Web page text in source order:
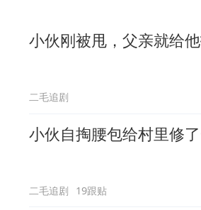
乐享全民
小伙刚被甩，父亲就给
二毛追剧
小伙自掏腰包给村里修
二毛追剧 19跟贴